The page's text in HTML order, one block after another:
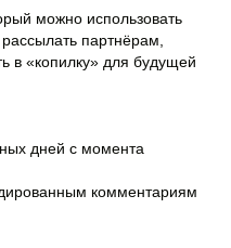
можно использовать
партнёрам,
в «копилку» для будущей
дней с момента
комментариям